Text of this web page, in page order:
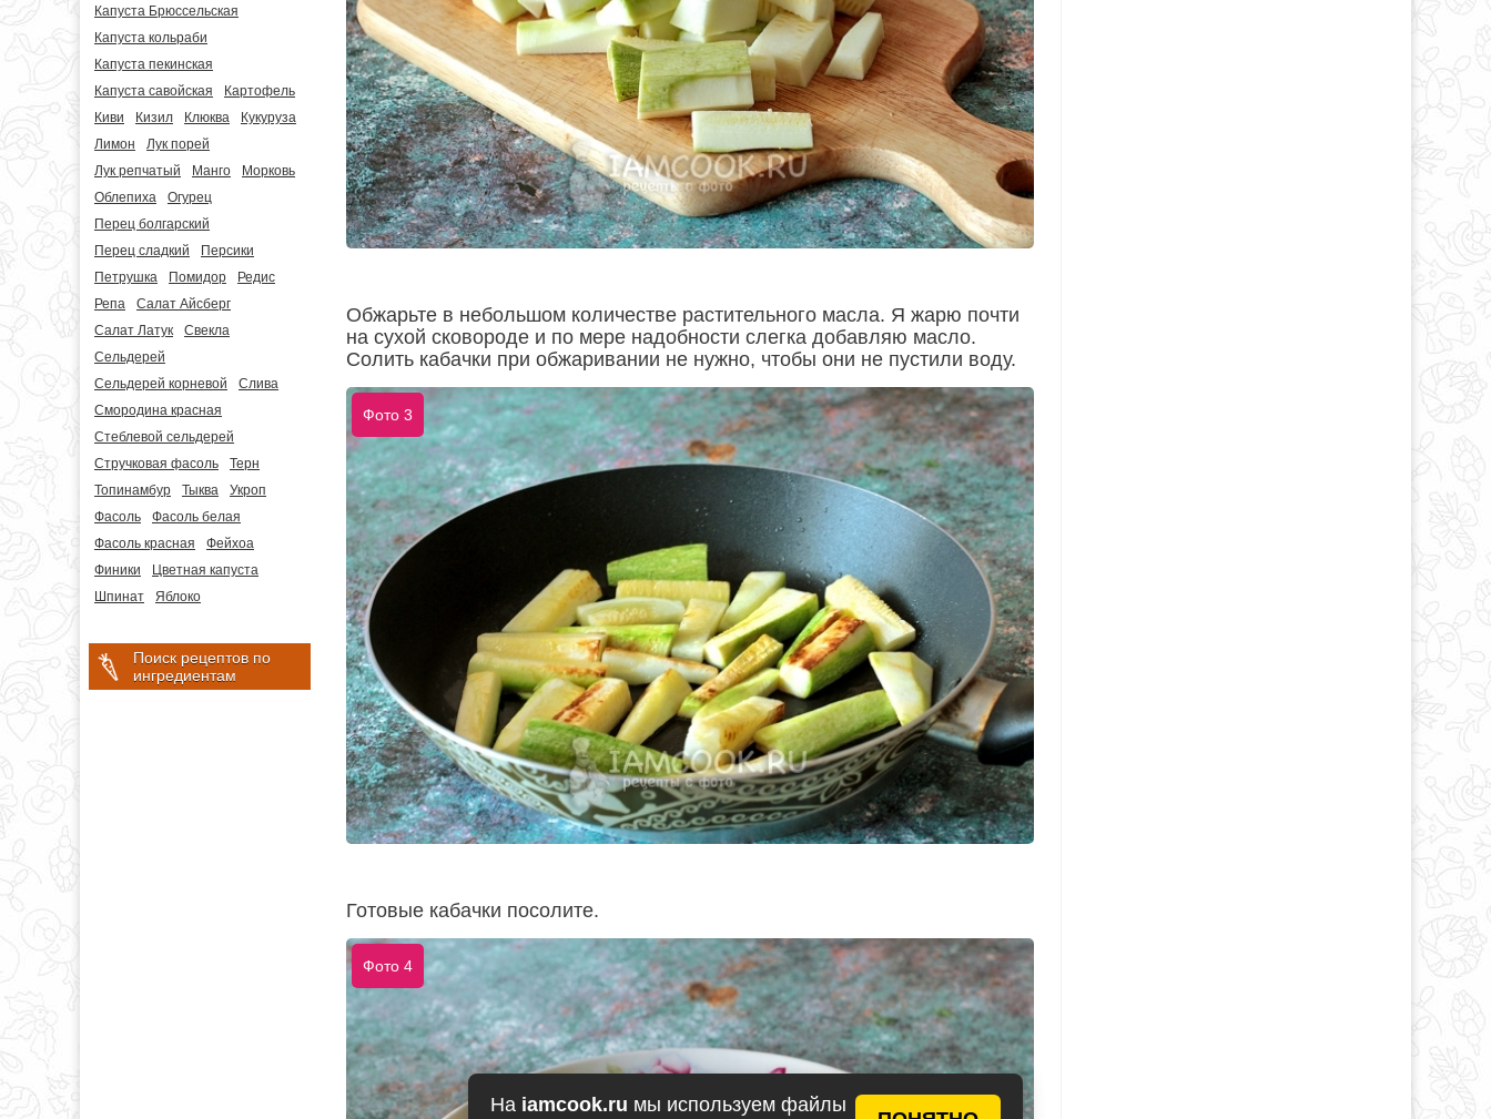
На iamcook.ru мы используем файлы
Капуста Брюссельская
Капуста кольраби
Капуста пекинская
Капуста савойская
Картофель
Киви
Кизил Клюква
Кукуруза
Лимон
Лук порей
Лук репчатый
Манго
Морковь
Облепиха
Огурец
Перец болгарский
Перец сладкий
Персики
Петрушка
Помидор
Редис
Репа
Салат Айсберг
Салат Латук
Свекла
Сельдерей
Сельдерей корневой
Слива
Смородина красная
Стеблевой сельдерей
Стручковая фасоль
Терн
Топинамбур
Тыква
Укроп
Фасоль
Фасоль белая
Фасоль красная
Фейхоа
Финики
Цветная капуста
Шпинат
Яблоко
Поиск рецептов по
ингредиентам
Обжарьте в небольшом количестве растительного масла. Я жарю почти
на сухой сковороде и по мере надобности слегка добавляю масло.
Солить кабачки при обжаривании не нужно, чтобы они не пустили воду.
Фото 3
Готовые кабачки посолите.
Фото 4